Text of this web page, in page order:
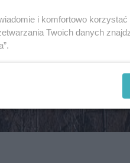
i komfortowo
Twoich danych